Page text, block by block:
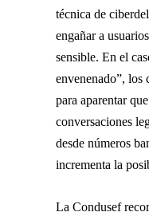
técnica de
engañar a
sensible. En el
envenenado”, los
para aparentar
conversaciones
desde números
incrementa la
La Condusef